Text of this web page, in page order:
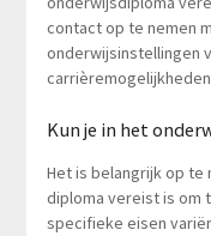
contact op te nemen
onderwijsinstellingen
Kun je in het
Het is belangrijk op te
diploma vereist is om
specifieke eisen